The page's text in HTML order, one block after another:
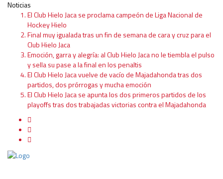
Noticias
El Club Hielo Jaca se proclama campeón de Liga Nacional de
Hockey Hielo
Final muy igualada tras un fin de semana de cara y cruz para el
Club Hielo Jaca
Emoción, garra y alegría: al Club Hielo Jaca no le tiembla el pulso
y sella su pase a la final en los penaltis
El Club Hielo Jaca vuelve de vacío de Majadahonda tras dos
partidos, dos prórrogas y mucha emoción
El Club Hielo Jaca se apunta los dos primeros partidos de los
playoffs tras dos trabajadas victorias contra el Majadahonda